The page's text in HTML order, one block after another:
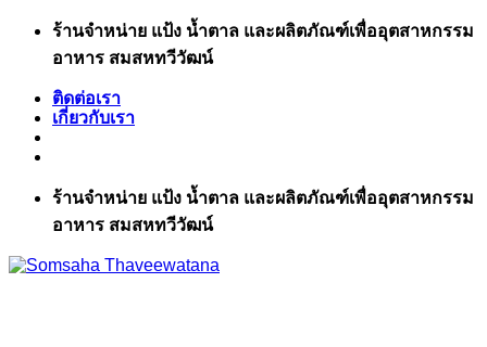
ข้าม
เนื้อหา
ร้านจำหน่าย แป้ง น้ำตาล และผลิตภัณฑ์เพื่ออุตสาหกรรม
อาหาร สมสหทวีวัฒน์
ติดต่อเรา
เกี่ยวกับเรา
ร้านจำหน่าย แป้ง น้ำตาล และผลิตภัณฑ์เพื่ออุตสาหกรรม
อาหาร สมสหทวีวัฒน์